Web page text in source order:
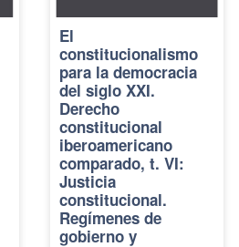
El
constitucionalismo
para la democracia
del siglo XXI.
Derecho
constitucional
iberoamericano
comparado, t. VI:
Justicia
constitucional.
Regímenes de
gobierno y